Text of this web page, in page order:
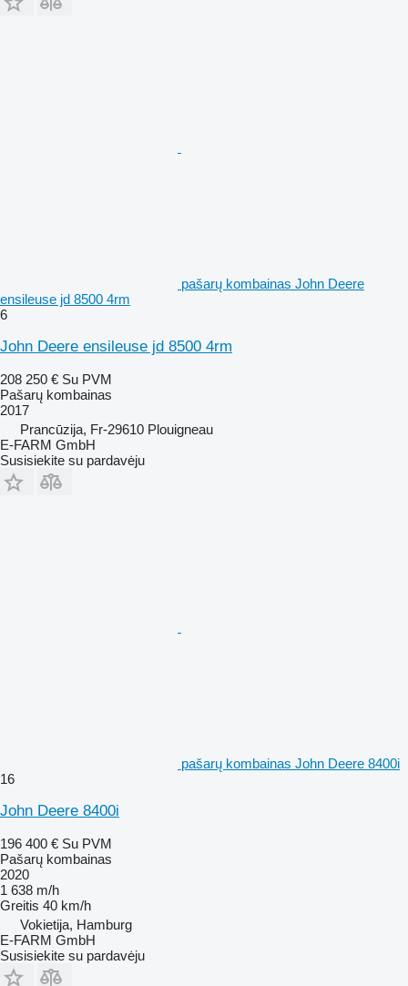
pašarų kombainas John Deere
ensileuse jd 8500 4rm
6
John Deere ensileuse jd 8500 4rm
208 250 € Su PVM
Pašarų kombainas
2017
Prancūzija, Fr-29610 Plouigneau
E-FARM GmbH
Susisiekite su pardavėju
pašarų kombainas John Deere 8400i
16
John Deere 8400i
196 400 € Su PVM
Pašarų kombainas
2020
1 638 m/h
Greitis 40 km/h
Vokietija, Hamburg
E-FARM GmbH
Susisiekite su pardavėju